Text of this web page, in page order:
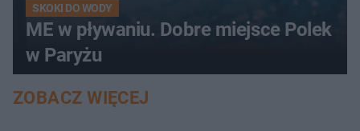
SKOKI DO WODY
ME w pływaniu. Dobre miejsce Polek
w Paryżu
ZOBACZ WIĘCEJ